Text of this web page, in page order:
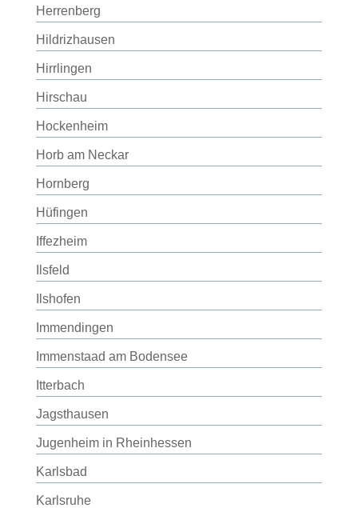
Herrenberg
Hildrizhausen
Hirrlingen
Hirschau
Hockenheim
Horb am Neckar
Hornberg
Hüfingen
Iffezheim
Ilsfeld
Ilshofen
Immendingen
Immenstaad am Bodensee
Itterbach
Jagsthausen
Jugenheim in Rheinhessen
Karlsbad
Karlsruhe